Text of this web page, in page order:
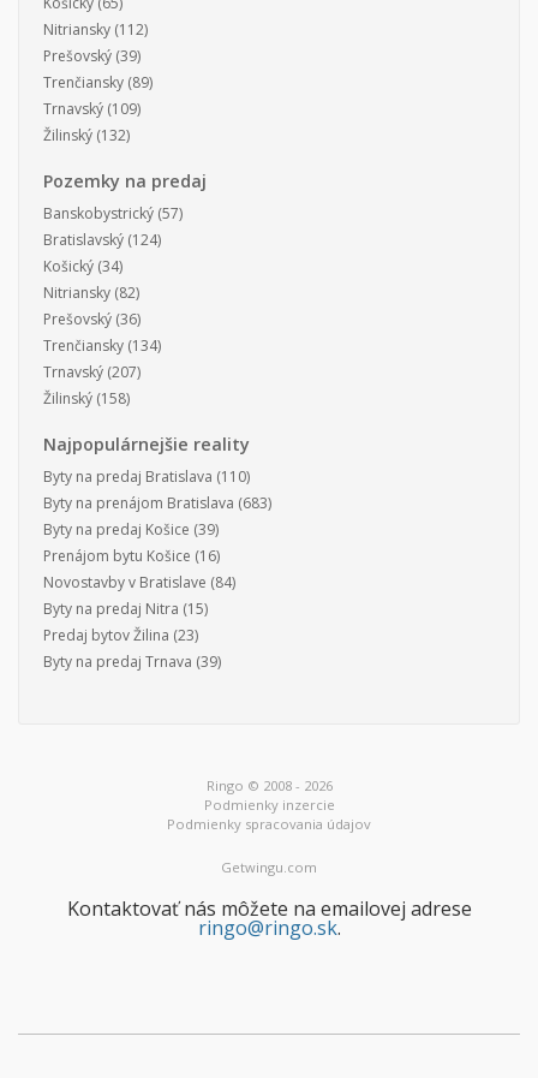
Nitriansky (112)
Prešovský (39)
Trenčiansky (89)
Trnavský (109)
Žilinský (132)
Pozemky na predaj
Banskobystrický (57)
Bratislavský (124)
Košický (34)
Nitriansky (82)
Prešovský (36)
Trenčiansky (134)
Trnavský (207)
Žilinský (158)
Najpopulárnejšie reality
Byty na predaj Bratislava (110)
Byty na prenájom Bratislava (683)
Byty na predaj Košice (39)
Prenájom bytu Košice (16)
Novostavby v Bratislave (84)
Byty na predaj Nitra (15)
Predaj bytov Žilina (23)
Byty na predaj Trnava (39)
Ringo © 2008 - 2026
Podmienky inzercie
Podmienky spracovania údajov
Getwingu.com
Kontaktovať nás môžete na emailovej adrese
ringo@ringo.sk.